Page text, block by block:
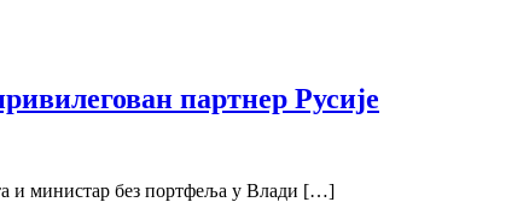
партнер Русије
и министар без портфеља у Влади […]